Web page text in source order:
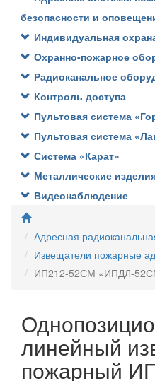
безопасности и
Индивидуальная
Охранно-пожарное
Радиоканальное
Контроль доступа
Пультовая система
Пультовая система
Система «Карат»
Металлические
Видеонаблюдение
Адресная
Извещатели пожарные
ИП212-52СМ «ИПДЛ-
линейный
пожарный